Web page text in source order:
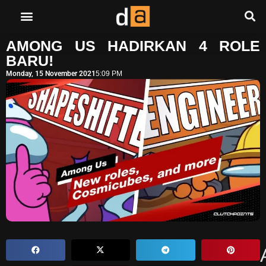
AMONG US HADIRKAN 4 ROLE
BARU!
Monday, 15 November 20215:09 PM